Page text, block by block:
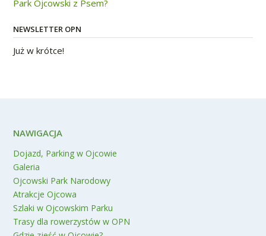
Park Ojcowski z Psem?
NEWSLETTER OPN
Już w krótce!
NAWIGACJA
Dojazd, Parking w Ojcowie
Galeria
Ojcowski Park Narodowy
Atrakcje Ojcowa
Szlaki w Ojcowskim Parku
Trasy dla rowerzystów w OPN